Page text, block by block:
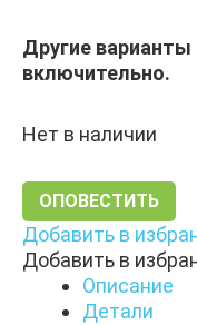
Другие
включительно.
Нет в наличии
ОПОВЕСТИТЬ
Добавить в
Добавить в
Описание
Детали